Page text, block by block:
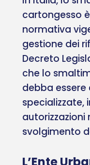
cartongesso
normativa
gestione dei
Decreto
che lo
debba
specializzate,
autorizzazioni
svolgimento
L’Ente